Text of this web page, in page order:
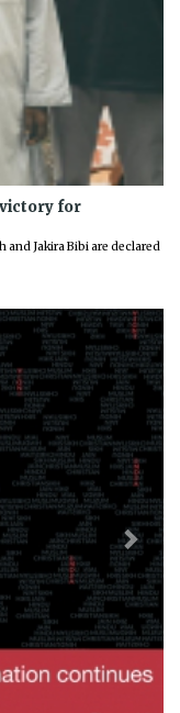
victory for
and Jakira Bibi are declared
Next